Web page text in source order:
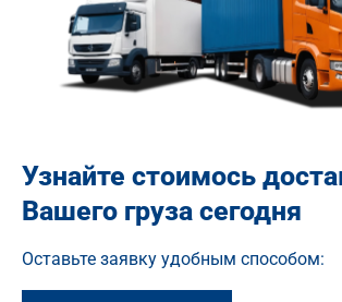
Узнайте стоимось
Вашего груза сегодня
Оставьте заявку удобным способом: